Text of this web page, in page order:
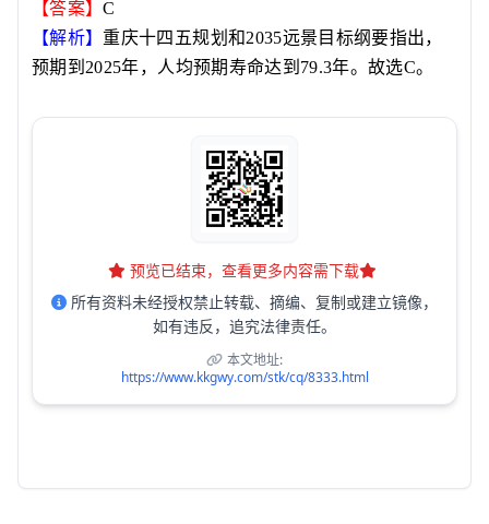
【答案】C
【解析】 重庆十四五规划和2035远景目标纲要指出，
预期到 2025年，人均预期寿命达到 79.3年。故选C。
预览已结束，查看更多内容需下载
所有资料未经授权禁止转载、摘编、复制或建立镜像，
如有违反，追究法律责任。
本文地址:
https://www.kkgwy.com/stk/cq/8333.html